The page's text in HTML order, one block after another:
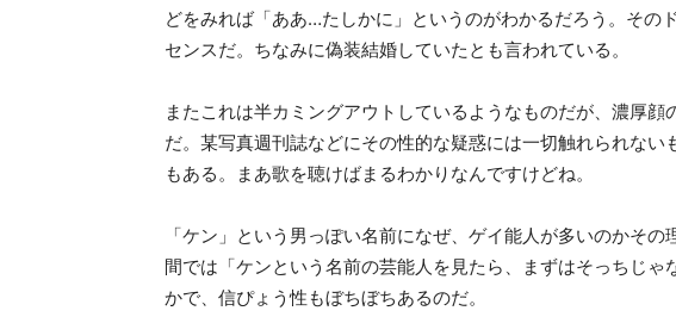
どをみれば「ああ…たしかに」というのがわかるだろう。その
センスだ。ちなみに偽装結婚していたとも言われている。
またこれは半カミングアウトしているようなものだが、濃厚
だ。某写真週刊誌などにその性的な疑惑には一切触れられない
もある。まあ歌を聴けばまるわかりなんですけどね。
「ケン」という男っぽい名前になぜ、ゲイ能人が多いのかそ
間では「ケンという名前の芸能人を見たら、まずはそっちじ
かで、信ぴょう性もぼちぼちあるのだ。